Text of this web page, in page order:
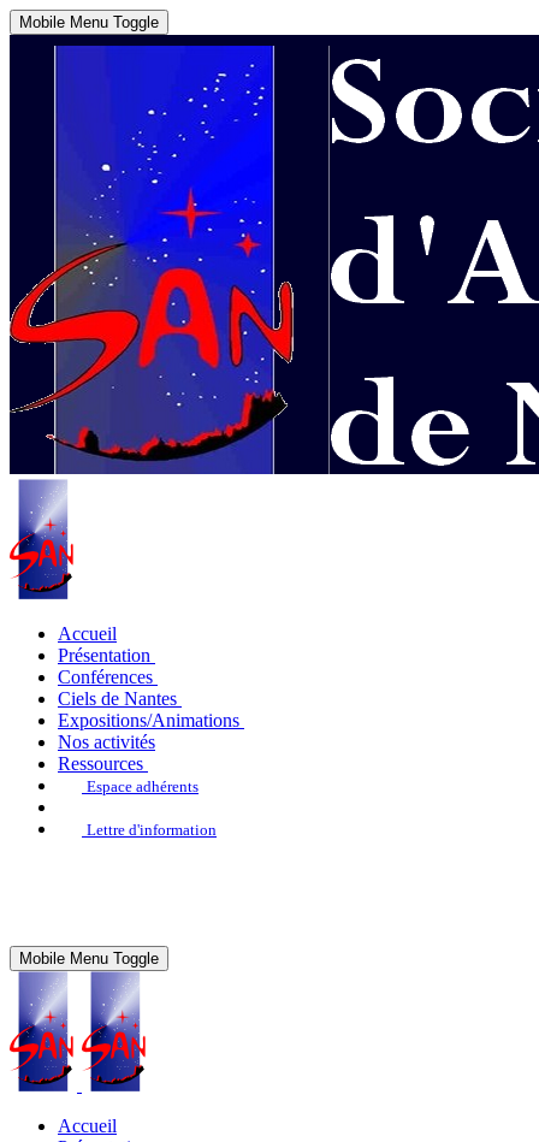
Mobile Menu Toggle
Accueil
Présentation
Conférences
Ciels de Nantes
Expositions/Animations
Nos activités
Ressources
Espace adhérents
Lettre d'information
Mobile Menu Toggle
Accueil